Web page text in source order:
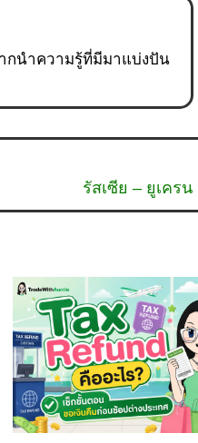
กนำความรู้ที่มีมาแบ่งปัน
รัสเซีย – ยูเคร